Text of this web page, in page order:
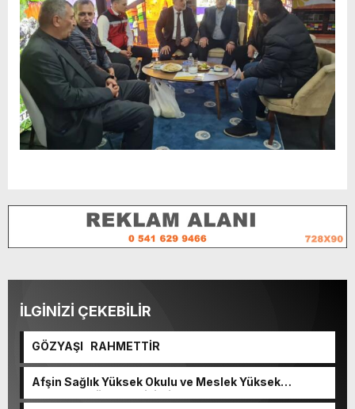
İLGİNİZİ ÇEKEBİLİR
GÖZYAŞI RAHMETTİR
Afşin Sağlık Yüksek Okulu ve Meslek Yüksek
Okulunda görev değişimi!